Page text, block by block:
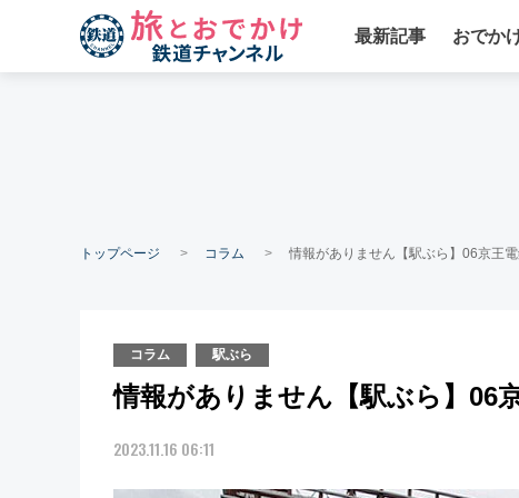
最新記事 おでか
トップページ コラム 情報がありません【駅ぶら】06京王
コラム 駅ぶら
情報がありません【駅ぶら】06
2023.11.16 06:11